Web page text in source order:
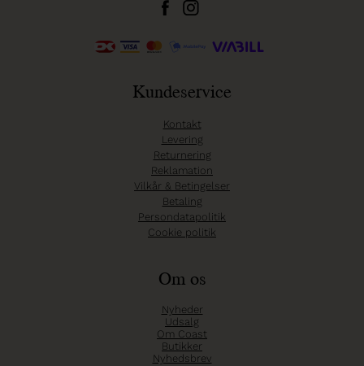
Kundeservice
Kontakt
Levering
Returnering
Reklamation
Vilkår & Betingelser
Betaling
Persondatapolitik
Cookie politik
Om os
Nyheder
Udsalg
Om Coast
Butikker
Nyhedsbrev